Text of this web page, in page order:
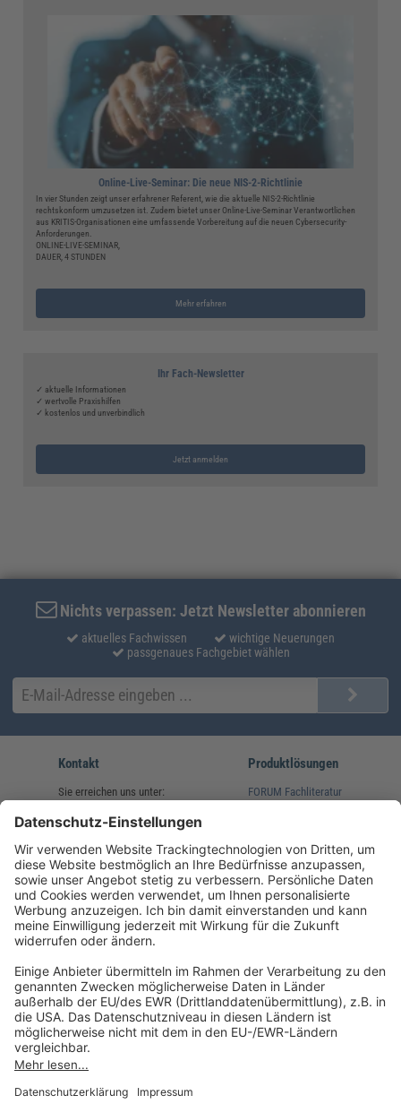
Online-Live-Seminar: Die neue NIS-2-Richtlinie
In vier Stunden zeigt unser erfahrener Referent, wie die aktuelle NIS-2-Richtlinie
rechtskonform umzusetzen ist. Zudem bietet unser Online-Live-Seminar Verantwortlichen
aus KRITIS-Organisationen eine umfassende Vorbereitung auf die neuen Cybersecurity-
Anforderungen.
ONLINE-LIVE-SEMINAR,
DAUER, 4 STUNDEN
Mehr erfahren
Ihr Fach-Newsletter
✓ aktuelle Informationen
✓ wertvolle Praxishilfen
✓ kostenlos und unverbindlich
Jetzt anmelden
Nichts verpassen: Jetzt Newsletter abonnieren
aktuelles Fachwissen
wichtige Neuerungen
passgenaues Fachgebiet wählen
Kontakt
Sie erreichen uns unter:
(08233) 38 11 23
service@forum-verlag.com
Mo-Do 07:30 - 17:00 Uhr
Fr 07:30 - 15:00 Uhr
Produktlösungen
FORUM Fachliteratur
Folgen Sie uns
Impressum
Datenschutz